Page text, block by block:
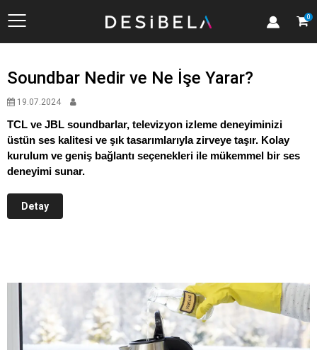
0
Kategoriler
Soundbar Nedir ve Ne İşe Yarar?
19.07.2024
TCL ve JBL soundbarlar, televizyon izleme deneyiminizi
üstün ses kalitesi ve şık tasarımlarıyla zirveye taşır. Kolay
kurulum ve geniş bağlantı seçenekleri ile mükemmel bir ses
deneyimi sunar.
Detay